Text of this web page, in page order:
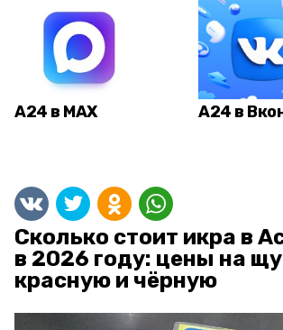
А24 в MAX А24 в
Сколько стоит икра в
в 2026 году: цены на
красную и чёрную